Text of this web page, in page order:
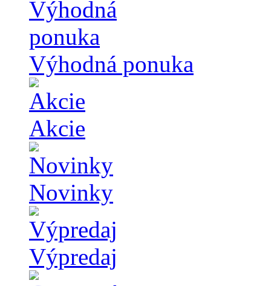
Výhodná ponuka
Akcie
Novinky
Výpredaj